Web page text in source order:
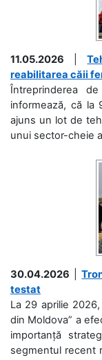
11.05.2026 |
reabilitarea căii
Întreprinderea
informează, că la
ajuns un lot de
unui sector-cheie
30.04.2026 |
testat
La 29 aprilie
din Moldova” a
importanță
segmentul recent